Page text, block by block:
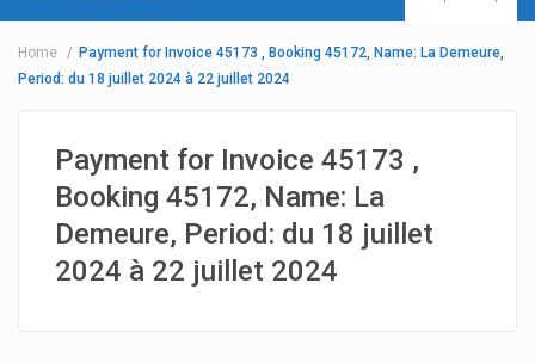
Home
Payment for Invoice 45173 , Booking 45172, Name: La Demeure,
Period: du 18 juillet 2024 à 22 juillet 2024
Payment for Invoice 45173 ,
Booking 45172, Name: La
Demeure, Period: du 18 juillet
2024 à 22 juillet 2024